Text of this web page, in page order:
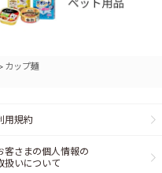
カップ麺
用規約
客さまの個人情報の
扱いについて